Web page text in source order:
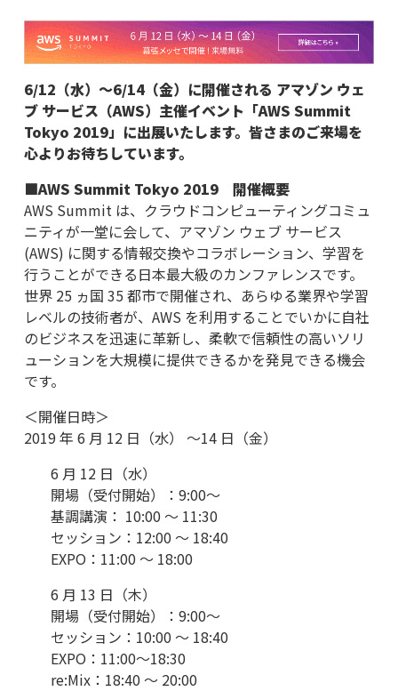
6/12（水）～6/14（金）に開催される アマゾン ウェ
ブ サービス（AWS）主催イベント「AWS Summit
Tokyo 2019」に出展いたします。 皆さまのご来場を
心よりお待ちしています。
■AWS Summit Tokyo 2019 開催概要
AWS Summit は、クラウドコンピューティングコミュ
ニティが一堂に会して、アマゾン ウェブ サービス
(AWS) に関する情報交換やコラボレーション、学習を
行うことができる日本最大級のカンファレンスです。
世界 25 ヵ国 35 都市で開催され、あらゆる業界や学習
レベルの技術者が、AWS を利用することでいかに自社
のビジネスを迅速に革新し、柔軟で信頼性の高いソリ
ューションを大規模に提供できるかを発見できる機会
です。
＜開催日時＞
2019 年 6 月 12 日（水） 〜14 日（金）
6 月 12 日（水）
開場（受付開始）：9:00〜
基調講演： 10:00 ～ 11:30
セッション：12:00 ～ 18:40
EXPO：11:00 ～ 18:00
6 月 13 日（木）
開場（受付開始）：9:00〜
セッション：10:00 ～ 18:40
EXPO：11:00～18:30
re:Mix：18:40 ～ 20:00